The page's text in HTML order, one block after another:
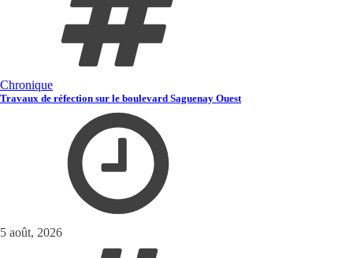
Chronique
Travaux de réfection sur le boulevard Saguenay Ouest
5 août, 2026